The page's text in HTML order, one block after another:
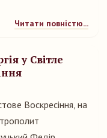
Читати повністю...
у Світле
Воскресіння, на